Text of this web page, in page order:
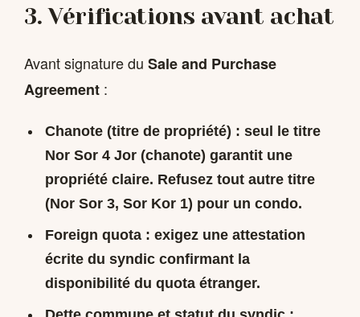
3. Vérifications avant achat
Avant signature du Sale and Purchase
Agreement :
Chanote (titre de propriété) : seul le titre
Nor Sor 4 Jor (chanote) garantit une
propriété claire. Refusez tout autre titre
(Nor Sor 3, Sor Kor 1) pour un condo.
Foreign quota: exigez une attestation
écrite du syndic confirmant la
disponibilité du quota étranger.